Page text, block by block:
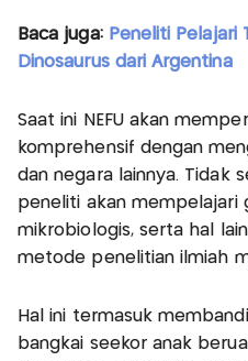
Baca juga: Peneliti Pelajari
Dinosaurus dari Argentina
Saat ini NEFU akan
komprehensif dengan
dan negara lainnya. Tidak
peneliti akan mempelajari
mikrobiologis, serta hal
metode penelitian ilmiah
Hal ini termasuk
bangkai seekor anak